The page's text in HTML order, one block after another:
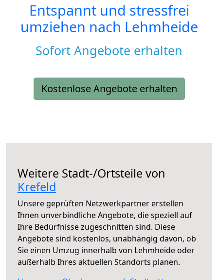
Entspannt und stressfrei
umziehen nach Lehmheide
Sofort Angebote erhalten
Kostenlose Angebote erhalten
Weitere Stadt-/Ortsteile von
Krefeld
Unsere geprüften Netzwerkpartner erstellen
Ihnen unverbindliche Angebote, die speziell auf
Ihre Bedürfnisse zugeschnitten sind. Diese
Angebote sind kostenlos, unabhängig davon, ob
Sie einen Umzug innerhalb von Lehmheide oder
außerhalb Ihres aktuellen Standorts planen.